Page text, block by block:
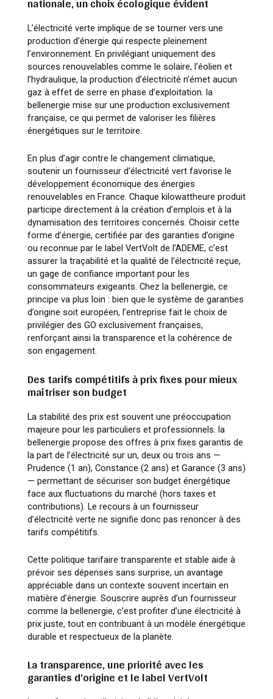
L’électricité verte implique de se tourner vers une
production d’énergie qui respecte pleinement
l’environnement. En privilégiant uniquement des
sources renouvelables comme le solaire, l’éolien et
l’hydraulique, la production d’électricité n’émet aucun
gaz à effet de serre en phase d’exploitation. la
bellenergie mise sur une production exclusivement
française, ce qui permet de valoriser les filières
énergétiques sur le territoire.
En plus d’agir contre le changement climatique,
soutenir un fournisseur d’électricité vert favorise le
développement économique des énergies
renouvelables en France. Chaque kilowattheure produit
participe directement à la création d’emplois et à la
dynamisation des territoires concernés. Choisir cette
forme d’énergie, certifiée par des garanties d’origine
ou reconnue par le label VertVolt de l’ADEME, c’est
assurer la traçabilité et la qualité de l’électricité reçue,
un gage de confiance important pour les
consommateurs exigeants. Chez la bellenergie, ce
principe va plus loin : bien que le système de garanties
d’origine soit européen, l’entreprise fait le choix de
privilégier des GO exclusivement françaises,
renforçant ainsi la transparence et la cohérence de
son engagement.
Des tarifs compétitifs à prix fixes pour mieux
maîtriser son budget
La stabilité des prix est souvent une préoccupation
majeure pour les particuliers et professionnels. la
bellenergie propose des offres à prix fixes garantis de
la part de l’électricité sur un, deux ou trois ans —
Prudence (1 an), Constance (2 ans) et Garance (3 ans)
— permettant de sécuriser son budget énergétique
face aux fluctuations du marché (hors taxes et
contributions). Le recours à un fournisseur
d’électricité verte ne signifie donc pas renoncer à des
tarifs compétitifs.
Cette politique tarifaire transparente et stable aide à
prévoir ses dépenses sans surprise, un avantage
appréciable dans un contexte souvent incertain en
matière d’énergie. Souscrire auprès d’un fournisseur
comme la bellenergie, c’est profiter d’une électricité à
prix juste, tout en contribuant à un modèle énergétique
durable et respectueux de la planète.
La transparence, une priorité avec les
garanties d’origine et le label VertVolt